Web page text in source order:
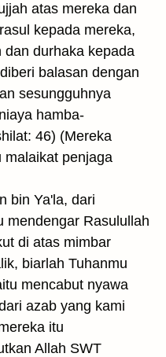
atas mereka dan
kepada mereka,
dan durhaka kepada
balasan dengan
sesungguhnya
hamba-
46) (Mereka
malaikat penjaga
bin Ya'la, dari
mendengar Rasulullah
di atas mimbar
biarlah Tuhanmu
mencabut nyawa
azab yang kami
itu
Allah SWT